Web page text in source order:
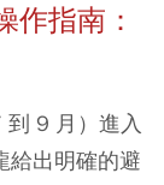
作指南：
9 月）進入
給出明確的避